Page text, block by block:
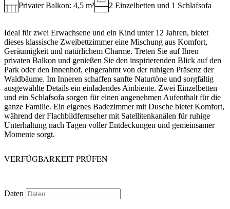
Privater Balkon: 4,5 m²
2 Einzelbetten und 1 Schlafsofa
Ideal für zwei Erwachsene und ein Kind unter 12 Jahren, bietet
dieses klassische Zweibettzimmer eine Mischung aus Komfort,
Geräumigkeit und natürlichem Charme. Treten Sie auf Ihren
privaten Balkon und genießen Sie den inspirierenden Blick auf den
Park oder den Innenhof, eingerahmt von der ruhigen Präsenz der
Waldbäume. Im Inneren schaffen sanfte Naturtöne und sorgfältig
ausgewählte Details ein einladendes Ambiente. Zwei Einzelbetten
und ein Schlafsofa sorgen für einen angenehmen Aufenthalt für die
ganze Familie. Ein eigenes Badezimmer mit Dusche bietet Komfort,
während der Flachbildfernseher mit Satellitenkanälen für ruhige
Unterhaltung nach Tagen voller Entdeckungen und gemeinsamer
Momente sorgt.
VERFÜGBARKEIT PRÜFEN
Daten